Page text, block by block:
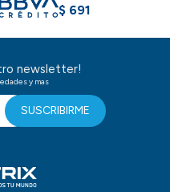
$ 691
newsletter!
y mas
SUSCRIBIRME